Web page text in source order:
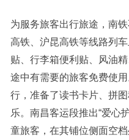
为服务旅客出行旅途，南
高铁、沪昆高铁等线路列
贴、行李箱便利贴、风油
途中有需要的旅客免费使
行，准备了读书卡片、拼
乐。南昌客运段推出“爱心
童旅客，在其铺位侧面空